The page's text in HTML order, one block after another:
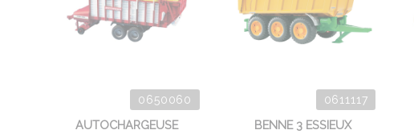
0650060
AUTOCHARGEUSE
0611117
BENNE 3 ESSIEUX